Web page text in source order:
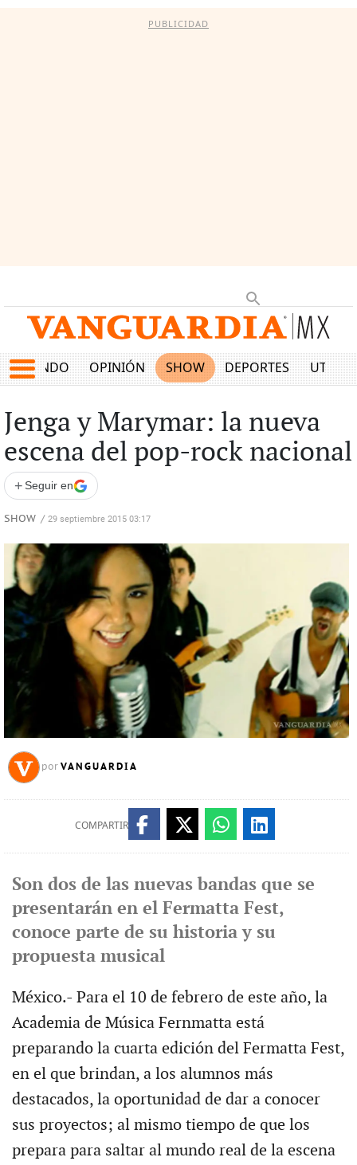
PUBLICIDAD
MUNDO OPINIÓN SHOW DEPORTES
Jenga y Marymar: la nueva
escena del pop-rock nacional
+ Seguir en
SHOW / 29 septiembre 2015 03:17
por VANGUARDIA
COMPARTIR
Son dos de las nuevas bandas que se
presentarán en el Fermatta Fest,
conoce parte de su historia y su
propuesta musical
México.- Para el 10 de febrero de este año, la
Academia de Música Fernmatta está
preparando la cuarta edición del Fermatta Fest,
en el que brindan, a los alumnos más
destacados, la oportunidad de dar a conocer
sus proyectos; al mismo tiempo de que los
prepara para saltar al mundo real de la escena